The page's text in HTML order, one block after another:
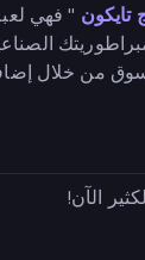
تايكون " فهي
من خلال